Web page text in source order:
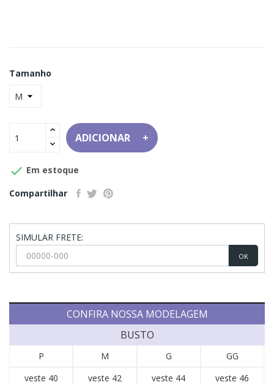
Tamanho
ADICIONAR
 Em estoque
Compartilhar
SIMULAR FRETE:
OK
CONFIRA NOSSA MODELAGEM
BUSTO
P M G
GG
veste 40
veste 42 veste 44 veste 46